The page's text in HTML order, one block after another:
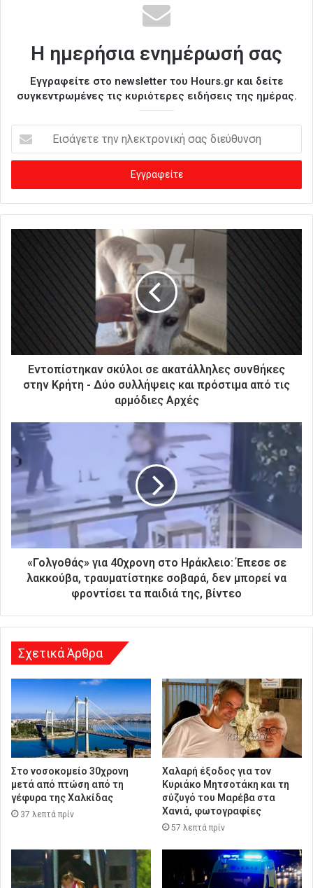
Η ημερήσια ενημέρωσή σας
Εγγραφείτε στο newsletter του Hours.gr και δείτε
συγκεντρωμένες τις κυριότερες ειδήσεις της ημέρας.
σ
γ
ε
τ
σ
α
δ
ι
ε
ύ
η
Εντοπίστηκαν σκύλοι σε ακατάλληλες συνθήκες
στην Κρήτη - Δύο συλλήψεις και πρόστιμα από τις
αρμόδιες Αρχές
«Γολγοθάς» για 40χρονη στο Ηράκλειο: Έπεσε σε
λακκούβα, τραυματίστηκε σοβαρά, δεν μπορεί να
φροντίσει τα παιδιά της, βίντεο
Σχετικά Άρθρα
Στο νοσοκομείο 30χρονη
μετά από πτώση από τη
γέφυρα της Χαλκίδας
37 λεπτά πρίν
Χαλαρή έξοδος για τον
Κυριάκο Μητσοτάκη και τη
σύζυγό του Μαρέβα στα
Χανιά, φωτογραφίες
57 λεπτά πρίν